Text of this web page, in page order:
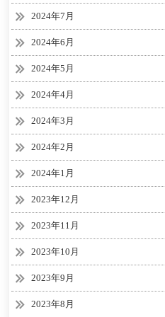
2024年7月
2024年6月
2024年5月
2024年4月
2024年3月
2024年2月
2024年1月
2023年12月
2023年11月
2023年10月
2023年9月
2023年8月